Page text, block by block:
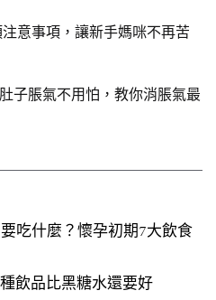
意事項，讓新手媽咪不再苦
子脹氣不用怕，教你消脹氣最
吃什麼？懷孕初期7大飲食
飲品比黑糖水還要好